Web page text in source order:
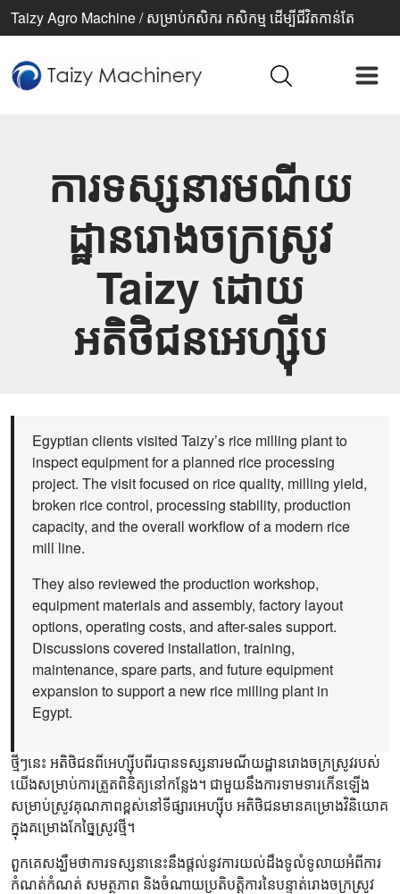
Taizy Agro Machine / សម្រាប់កសិករ កសិកម្ម ដើម្បីជីវិតកាន់តែ
ការទស្សនារមណីយ
ដ្ឋានរោងចក្រស្រូវ
Taizy ដោយ
អតិថិជនអេហ្ស៊ីប
Egyptian clients visited Taizy’s rice milling plant to
inspect equipment for a planned rice processing
project. The visit focused on rice quality, milling yield,
broken rice control, processing stability, production
capacity, and the overall workflow of a modern rice
mill line.
They also reviewed the production workshop,
equipment materials and assembly, factory layout
options, operating costs, and after-sales support.
Discussions covered installation, training,
maintenance, spare parts, and future equipment
expansion to support a new rice milling plant in
Egypt.
ថ្មីៗនេះ អតិថិជនពីអេហ្ស៊ីបពីរបានទស្សនារមណីយដ្ឋានរោងចក្រស្រូវរបស់
យើងសម្រាប់ការត្រួតពិនិត្យនៅកន្លែង។ ជាមួយនឹងការទាមទារកើនឡើង
សម្រាប់ស្រូវគុណភាពខ្ពស់នៅទីផ្សារអេហ្ស៊ីប អតិថិជនមានគម្រោងវិនិយោគ
ក្នុងគម្រោងកែច្នៃស្រូវថ្មី។
ពួកគេសង្ឃឹមថាការទស្សនានេះនឹងផ្តល់នូវការយល់ដឹងទូលំទូលាយអំពីការ
កំណត់កំណត់ សមត្ថភាព និងចំណាយប្រតិបត្តិការនៃបន្ទាត់រោងចក្រស្រូវ